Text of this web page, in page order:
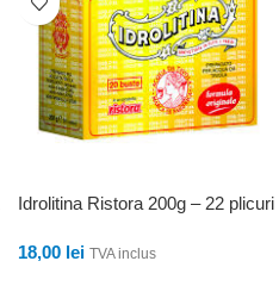
Idrolitina Ristora 200g – 22 plicuri
18,00 lei TVA inclus